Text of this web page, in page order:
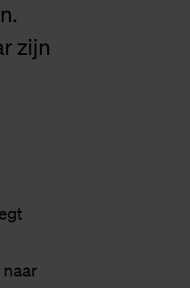
zijn